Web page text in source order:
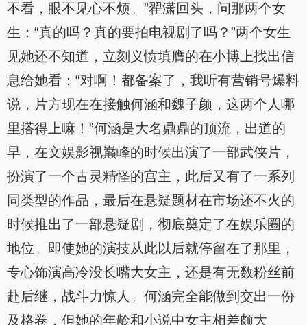
不看，眼不见心不烦。”翟潇回头，问那两个女
生：“真的吗？真的要拍电视剧了吗？”两个女生
见她还不知道，立刻义愤填膺的在小博上找出信
息给她看：“对啊！都备案了，我听有营销号爆料
说，片方现在在接触何涵和魏子颜，这两个人哪
里搭得上嘛！”何涵是大名鼎鼎的顶流，出道的
早，在文娱影视巅峰的时候出演了一部武侠片，
扮演了一个古灵精怪的宫主，此后又有了一系列
同类型的作品，最后在悬疑题材在市场还不火的
时候推出了一部悬疑剧，彻底奠定了在娱乐圈的
地位。即使她的演技从此以后就停留在了那里，
专心饰演高冷没长嘴大女主，还是有无数粉丝前
赴后继，战斗力惊人。何涵完全能做到交出一份
及格卷，但她的年龄和小说中女主相差颇大